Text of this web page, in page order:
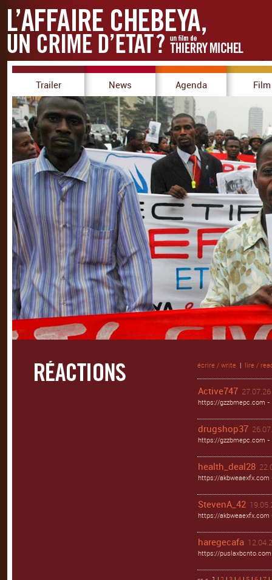
Trailer News Agenda Film
écrire / write | lire /
Active747
https://gzzbmepc.com
drugshop37
https://gzzbmepc.com
health_deal28
https://akbweaexfx.com
StevenA_42
https://akbweaexfx.com
haregecafa
https://